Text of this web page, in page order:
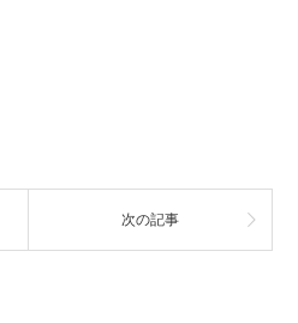
次の記事